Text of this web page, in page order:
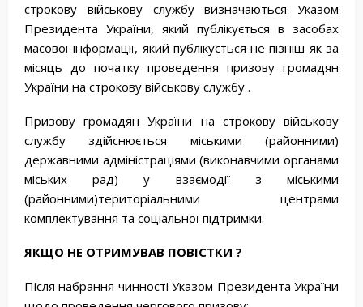
строкову військову службу визначаються Указом
Президента України, який публікується в засобах
масової інформації, який публікується не пізніш як за
місяць до початку проведення призову громадян
України на строкову військову службу .
Призову громадян України на строкову військову
службу здійснюється міськими (районними)
державними адміністраціями (виконавчими органами
міських рад) у взаємодії з міськими
(районними)територіальними центрами
комплектування та соціальної підтримки.
ЯКЩО НЕ ОТРИМУВАВ ПОВІСТКИ ?
Після набрання чинності Указом Президента України